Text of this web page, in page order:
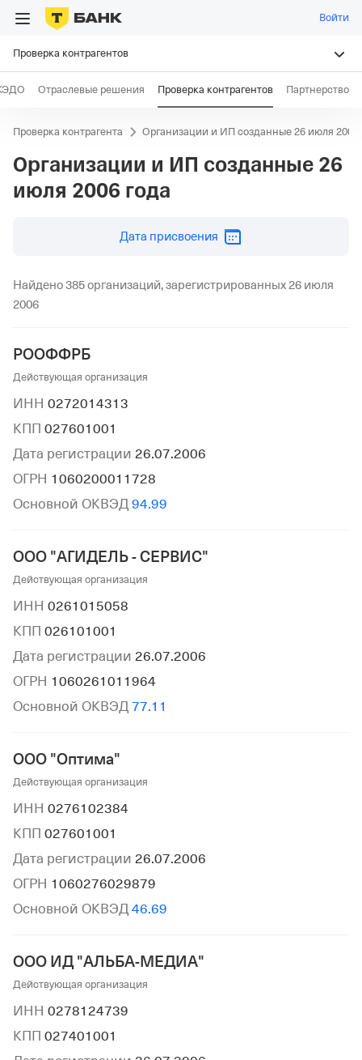
Войти
Проверка контрагентов
Отраслевые решения Проверка контрагентов Партнерство
Проверка контрагента Организации и ИП созданные 26 июля 2006
Организации и ИП созданные 26
июля 2006 года
Дата присвоения
Найдено 385 организаций, зарегистрированных 26 июля
2006
РООФФРБ
Действующая организация
ИНН 0272014313
КПП 027601001
Дата регистрации 26.07.2006
ОГРН 1060200011728
Основной ОКВЭД 94.99
ООО "АГИДЕЛЬ - СЕРВИС"
Действующая организация
ИНН 0261015058
КПП 026101001
Дата регистрации 26.07.2006
ОГРН 1060261011964
Основной ОКВЭД 77.11
ООО "Оптима"
Действующая организация
ИНН 0276102384
КПП 027601001
Дата регистрации 26.07.2006
ОГРН 1060276029879
Основной ОКВЭД 46.69
ООО ИД "АЛЬБА-МЕДИА"
Действующая организация
ИНН 0278124739
КПП 027401001